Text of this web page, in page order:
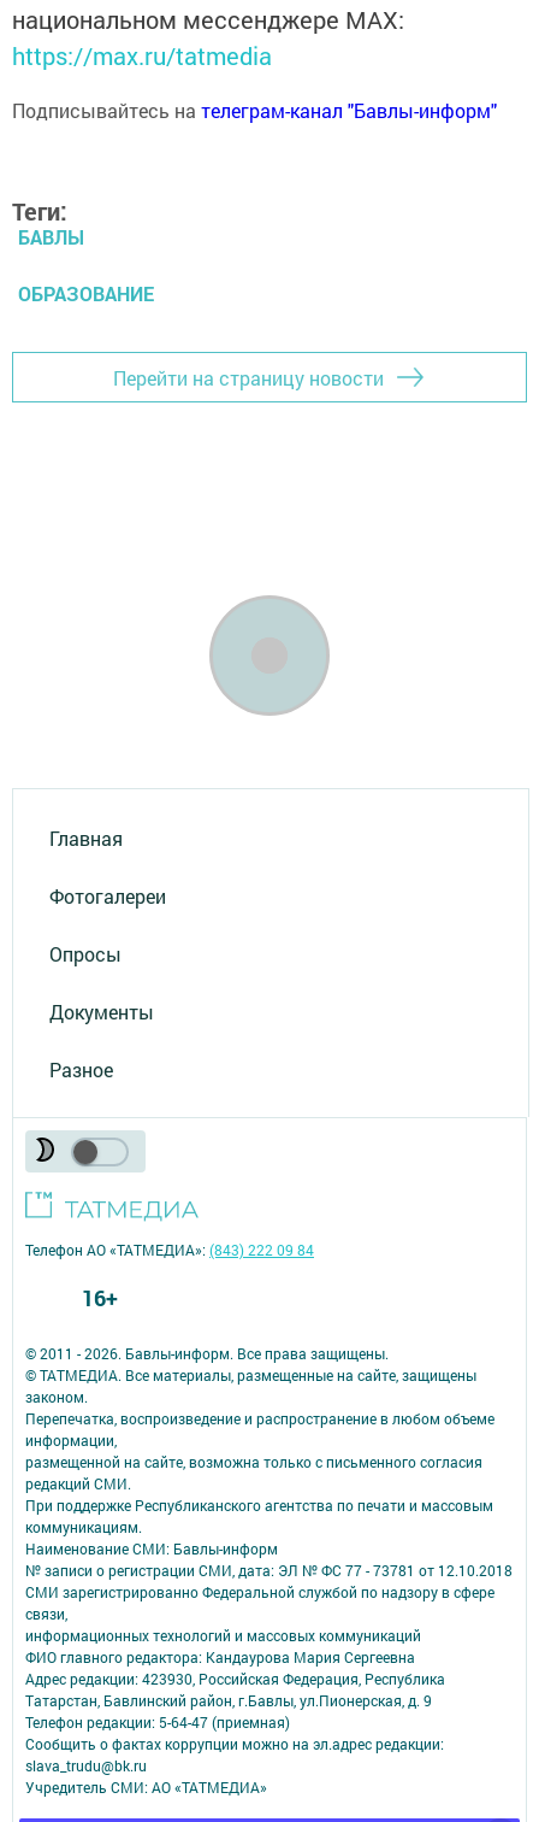
национальном мессенджере MАХ:
https://max.ru/tatmedia
Подписывайтесь на телеграм-канал "Бавлы-информ"
Теги:
БАВЛЫ
ОБРАЗОВАНИЕ
Перейти на страницу новости
Главная
Фотогалереи
Опросы
Документы
Разное
© 2011 - 2026. Бавлы-информ. Все права защищены.
© ТАТМЕДИА. Все материалы, размещенные на сайте, защищены
законом.
Перепечатка, воспроизведение и распространение в любом объеме
информации,
размещенной на сайте, возможна только с письменного согласия
редакций СМИ.
При поддержке Республиканского агентства по печати и массовым
коммуникациям.
Наименование СМИ: Бавлы-информ
№ записи о регистрации СМИ, дата: ЭЛ № ФС 77 - 73781 от 12.10.2018
СМИ зарегистрированно Федеральной службой по надзору в сфере
связи,
информационных технологий и массовых коммуникаций
ФИО главного редактора: Кандаурова Мария Сергеевна
Адрес редакции: 423930, Российская Федерация, Республика
Татарстан, Бавлинский район, г.Бавлы, ул.Пионерская, д. 9
Телефон редакции: 5-64-47 (приемная)
Сообщить о фактах коррупции можно на эл.адрес редакции:
slava_trudu@bk.ru
Учредитель СМИ: АО «ТАТМЕДИА»
Телефон АО «ТАТМЕДИА»:(843) 222 09 84
16+